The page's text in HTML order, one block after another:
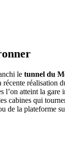
le tunnel du
récente réalisation
l’on atteint la gare
cabines qui
de la plateforme